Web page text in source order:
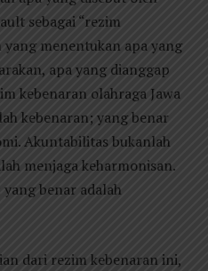
sebagai “rezim
menentukan apa yang
apa yang dianggap
kebenaran olahraga Jawa
kebenaran; yang benar
Akuntabilitas bukanlah
menjaga keharmonisan.
benar adalah
dari rezim kebenaran ini,